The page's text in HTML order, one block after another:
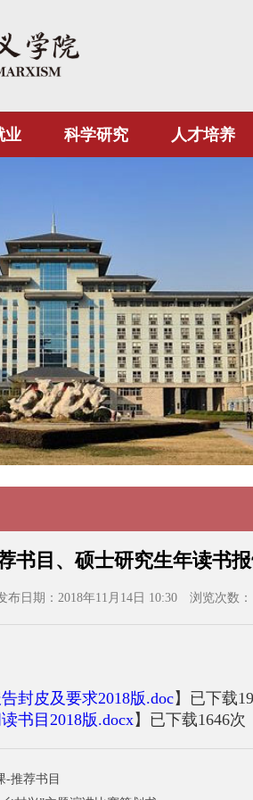
业 科学研究 人才培养
书目、硕士研究生年读书报
布日期：2018年11月14日 10:30 浏览次数：
封皮及要求2018版.doc】已下载
书目2018版.docx】已下载1646次
-推荐书目